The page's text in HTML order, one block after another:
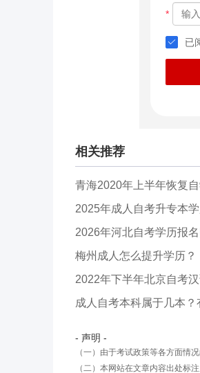
*
已
相关推荐
青海2020年上半年恢复自学
2025年成人自考升专本学历
2026年河北自考学历报
梅州成人怎么提升学历？
2022年下半年北京自考汉语言文
成人自考本科属于几本？
- 声明 -
（一）由于考试政策等各方面情
（二）本网站在文章内容出处标